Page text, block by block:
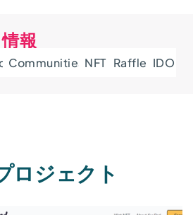
報
Communities NFT Raffle IDO
ロジェクト